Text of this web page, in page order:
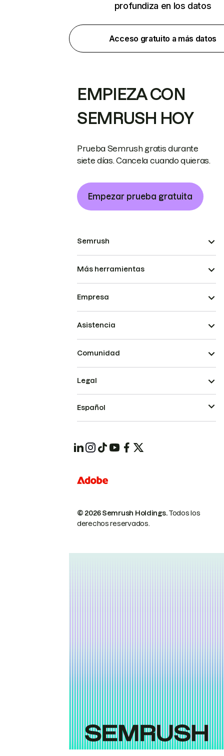
profundiza en los datos
Acceso gratuito a más datos
EMPIEZA CON
SEMRUSH HOY
Prueba Semrush gratis durante
siete días. Cancela cuando quieras.
Empezar prueba gratuita
Semrush
Más herramientas
Empresa
Asistencia
Comunidad
© 2026 Semrush Holdings.Todos los
derechos reservados.
Legal
Español